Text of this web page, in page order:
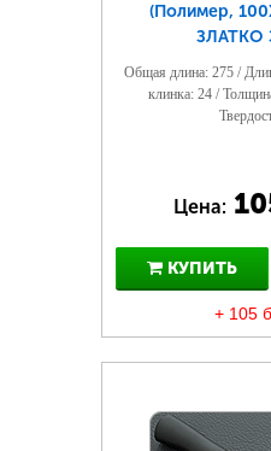
(Полимер,
ЗЛАТКО
Общая длина: 275 /
клинка: 24 /
Цена:
КУПИТЬ
+ 105